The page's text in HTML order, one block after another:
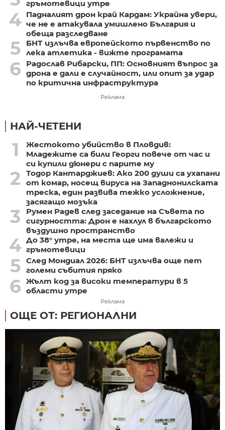
гръмотевици утре
4 Падналият дрон край Кардам: Украйна увери,
че не е атакувала умишлено България и
обеща разследване
5
БНТ излъчва европейското първенство по
лека атлетика - вижте програмата
6
Радослав Рибарски, ПП: Основният въпрос за
дрона е дали е случайност, или опит за удар
по критична инфраструктура
Реклама
НАЙ-ЧЕТЕНИ
1
Жестокото убийство в Пловдив:
Младежите са били Георги повече от час и
си купили дюнери с парите му
2
Тодор Кантарджиев: Ако 200 души са ухапани
от комар, носещ вируса на Западнонилската
треска, един развива тежко усложнение,
засягащо мозъка
3
Румен Радев след заседание на Съвета по
сигурността: Дрон е нахлул в българското
въздушно пространство
4 До 38° утре, на места ще има валежи и
гръмотевици
5 След Мондиал 2026: БНТ излъчва още пет
големи събития пряко
6 Жълт код за високи температури в 5
области утре
Реклама
ОЩЕ ОТ: РЕГИОНАЛНИ